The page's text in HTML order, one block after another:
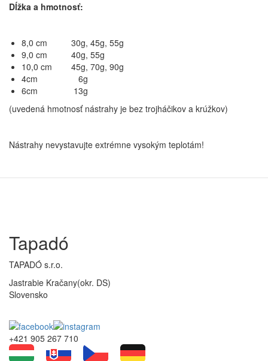
Dĺžka a hmotnosť:
8,0 cm 30g, 45g, 55g
9,0 cm 40g, 55g
10,0 cm 45g, 70g, 90g
4cm 6g
6cm 13g
(uvedená hmotnosť nástrahy je bez trojháčikov a krúžkov)
Nástrahy nevystavujte extrémne vysokým teplotám!
Tapadó
TAPADÓ s.r.o.
Jastrabie Kračany(okr. DS)
Slovensko
+421 905 267 710